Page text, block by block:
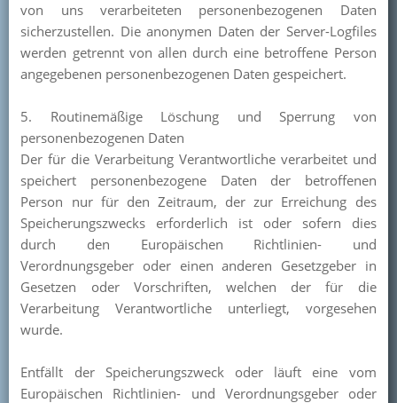
von uns verarbeiteten personenbezogenen Daten
sicherzustellen. Die anonymen Daten der Server-Logfiles
werden getrennt von allen durch eine betroffene Person
angegebenen personenbezogenen Daten gespeichert.
5. Routinemäßige Löschung und Sperrung von
personenbezogenen Daten
Der für die Verarbeitung Verantwortliche verarbeitet und
speichert personenbezogene Daten der betroffenen
Person nur für den Zeitraum, der zur Erreichung des
Speicherungszwecks erforderlich ist oder sofern dies
durch den Europäischen Richtlinien- und
Verordnungsgeber oder einen anderen Gesetzgeber in
Gesetzen oder Vorschriften, welchen der für die
Verarbeitung Verantwortliche unterliegt, vorgesehen
wurde.
Entfällt der Speicherungszweck oder läuft eine vom
Europäischen Richtlinien- und Verordnungsgeber oder